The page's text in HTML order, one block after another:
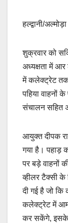
हल्द्वानी/
शुक्रवार को
अध्यक्षता में आर
में कलेक्ट्रेट तक
पहिया वाहनों के
संचालन सहित
आयुक्त दीपक
गया है। पहाड़
पर बड़े वाहनों
व्हीलर टैक्सी
दी गई है जो कि
कलेक्ट्रेट में आम
कर सकेंगे, इसके